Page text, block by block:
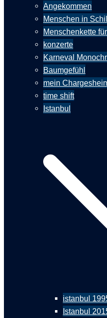
Angekommen
Menschen in
Menschenkette
konzerte
Karneval
Baumgefühl
mein
time shift
Istanbul
istanbul
Istanbul